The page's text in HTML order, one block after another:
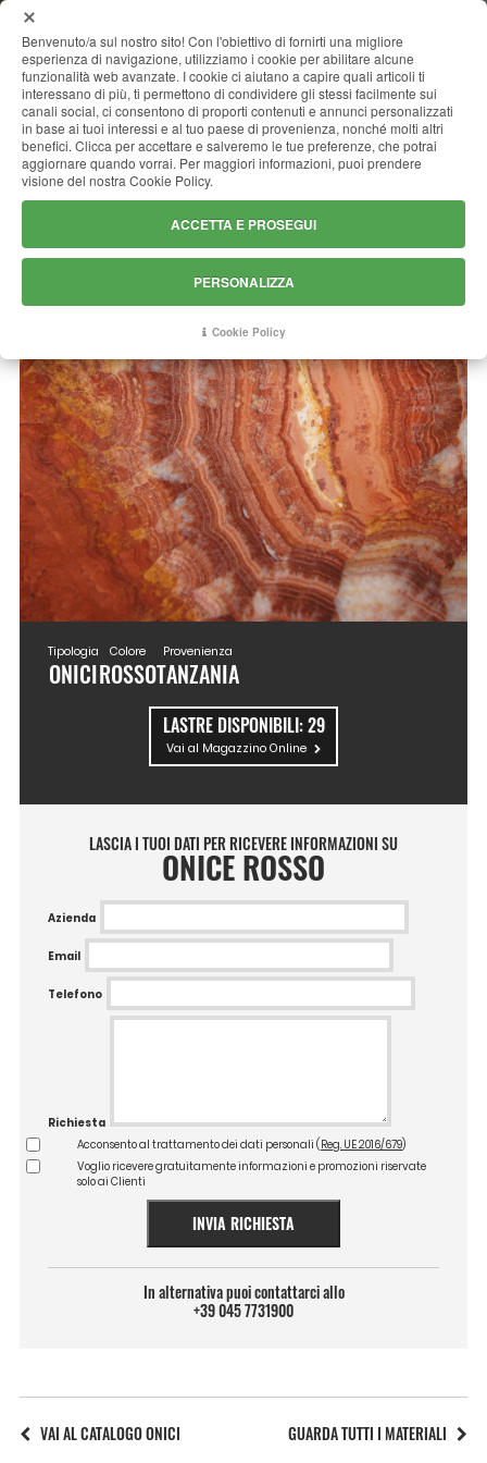
ONICE ROSSO
Tipologia
ONICI
Colore
ROSSO
Provenienza
TANZANIA
LASTRE DISPONIBILI:29
Vai al Magazzino Online
LASCIA I TUOI DATI PER RICEVERE INFORMAZIONI SU
ONICE ROSSO
Azienda
Email
Telefono
Richiesta
Acconsento al trattamento dei dati personali ( Reg. UE 2016/679)
Voglio ricevere gratuitamente informazioni e promozioni riservate
solo ai Clienti
INVIA RICHIESTA
In alternativa puoi contattarci allo
+39 045 7731900
VAI AL CATALOGO ONICI GUARDA TUTTI I MATERIALI
Benvenuto/a sul nostro sito! Con l'obiettivo di fornirti una migliore
esperienza di navigazione, utilizziamo i cookie per abilitare alcune
funzionalità web avanzate. I cookie ci aiutano a capire quali articoli ti
interessano di più, ti permettono di condividere gli stessi facilmente sui
canali social, ci consentono di proporti contenuti e annunci personalizzati
in base ai tuoi interessi e al tuo paese di provenienza, nonché molti altri
benefici. Clicca per accettare e salveremo le tue preferenze, che potrai
aggiornare quando vorrai. Per maggiori informazioni, puoi prendere
visione del nostra Cookie Policy.
ACCETTA E PROSEGUI
PERSONALIZZA
Cookie Policy